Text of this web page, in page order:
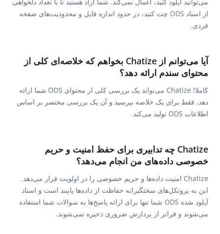
از اسناد ODS چت کنید، در حدود اندازه فایل و محدودیت‌های صفحه
فردی.
آیا می‌توانم از Chatize بخواهم که خلاصه‌ای کلی از
محتوای سندم ارائه دهد؟
کاملا! Chatize می‌تواند یک بررسی کلی از محتوای ODS شما ارائه
دهد. فقط برای یک خلاصه بپرسید و آن یک بررسی مختصر بر اساس
اطلاعات ODS تولید می‌کند.
Chatize چه تدابیری برای حفظ امنیت و حریم
خصوصی داده‌های من انجام می‌دهد؟
Chatize امنیت داده‌ها و حریم خصوصی را در اولویت قرار می‌دهد.
این به پروتکل‌های سختگیرانه حفاظت از داده‌ها پایبند است و اسناد
آپلود شده ODS شما تنها برای ارائه پاسخ‌ها به سوالات شما استفاده
می‌شوند و فراتر از پردازش ضروری ذخیره نمی‌شوند.